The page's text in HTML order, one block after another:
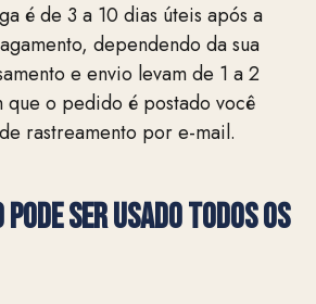
é de 3 a 10 dias úteis após a
dependendo da sua
e envio levam de 1 a 2
que o pedido é postado você
rastreamento por e-mail.
ser usado todos os